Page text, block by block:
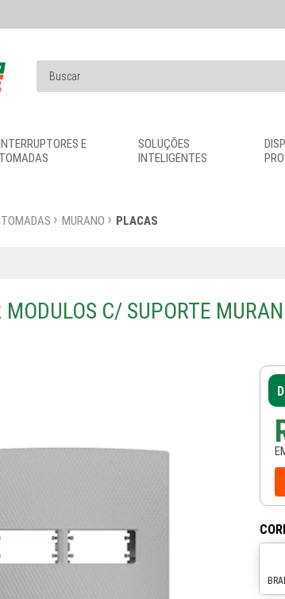
E
TOMADAS
SOLUÇÕES
INTELIGENTES
MURANO PLACAS
C/ SUPORTE